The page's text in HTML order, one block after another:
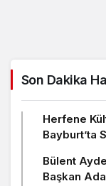
Son Dakika
Herfene
Bayburt’ta
Bülent
Başkan